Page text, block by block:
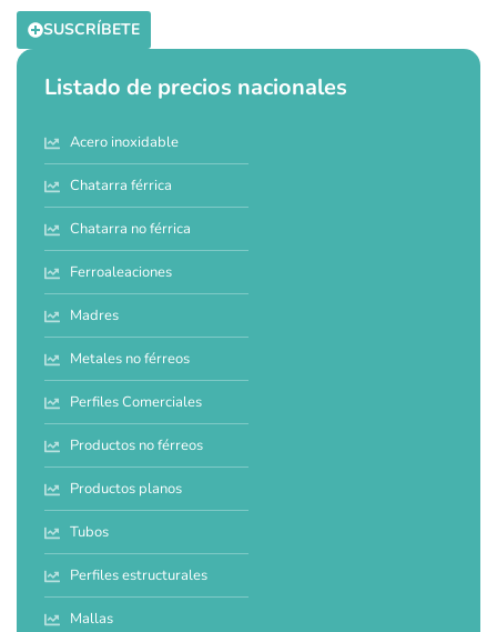
SUSCRÍBETE
Listado de precios nacionales
Acero inoxidable
Chatarra férrica
Chatarra no férrica
Ferroaleaciones
Madres
Metales no férreos
Perfiles Comerciales
Productos no férreos
Productos planos
Tubos
Perfiles estructurales
Mallas